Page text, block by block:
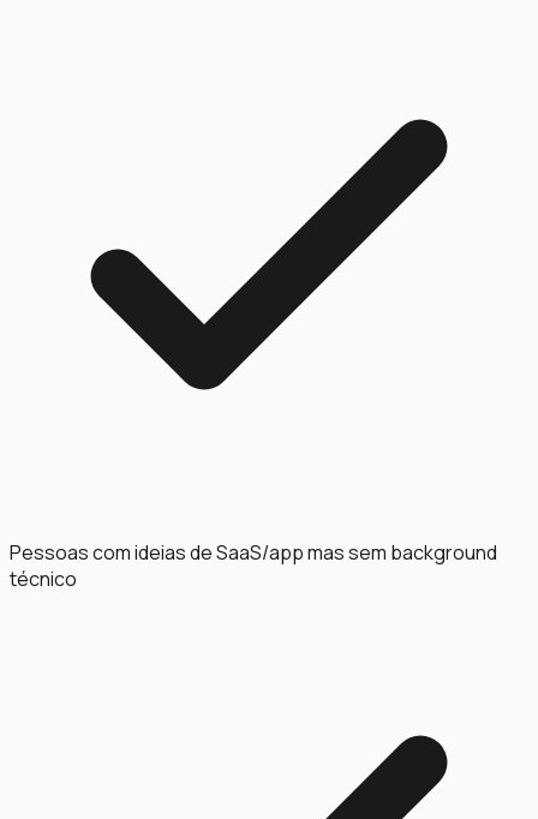
Pessoas com ideias de SaaS/app mas sem background
técnico